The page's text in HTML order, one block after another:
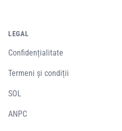
LEGAL
Confidențialitate
Termeni și condiții
SOL
ANPC